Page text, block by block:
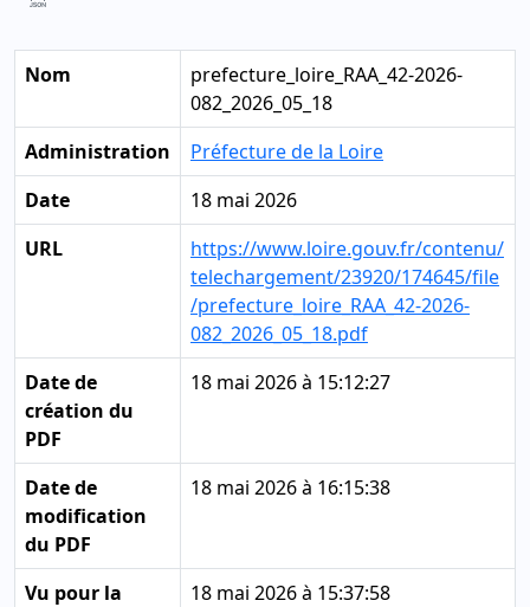
Nom
prefecture_loire_RAA_42-2026-
082_2026_05_18
Administration
Préfecture de la Loire
Date
18 mai 2026
URL
https://www.loire.gouv.fr/contenu/
telechargement/23920/174645/file
/prefecture_loire_RAA_42-2026-
082_2026_05_18.pdf
Date de
création du
PDF
18 mai 2026 à 15:12:27
Date de
modification
du PDF
18 mai 2026 à 16:15:38
Vu pour la
18 mai 2026 à 15:37:58